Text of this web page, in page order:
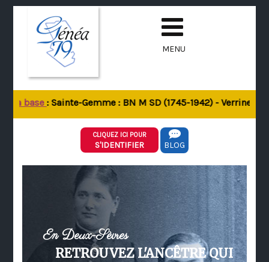
MENU
la base: Sainte-Gemme : BN M SD (1745-1942) - Verrines-
CLIQUEZ ICI POUR
S'IDENTIFIER BLOG
En Deux-Sèvres
RETROUVEZ L'ANCÊTRE QUI